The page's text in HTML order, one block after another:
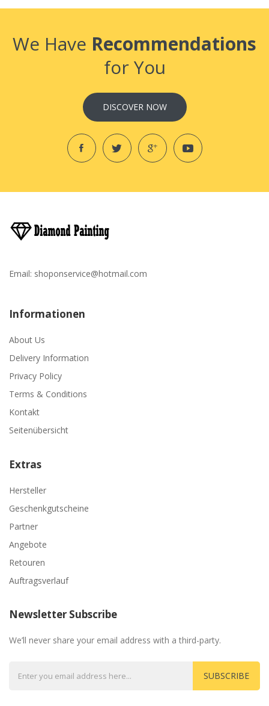
We Have Recommendations
for You
DISCOVER NOW
Email: shoponservice@hotmail.com
Informationen
About Us
Delivery Information
Privacy Policy
Terms & Conditions
Kontakt
Seitenübersicht
Extras
Hersteller
Geschenkgutscheine
Partner
Angebote
Retouren
Auftragsverlauf
Newsletter Subscribe
We’ll never share your email address with a third-party.
SUBSCRIBE